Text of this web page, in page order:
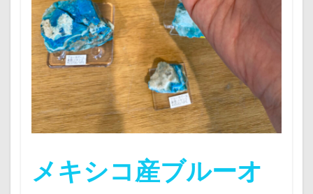
メキシコ産ブルーオ